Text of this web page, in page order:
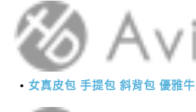
女真皮包 手提包 斜背包 優雅牛皮氣質紋理水桶包(2色)【